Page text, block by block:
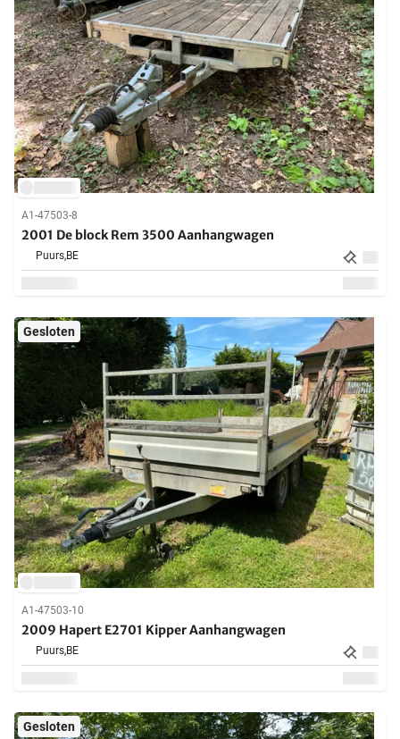
A1-47503-8
2001 De block Rem 3500 Aanhangwagen
Puurs,BE
Gesloten
A1-47503-10
2009 Hapert E2701 Kipper Aanhangwagen
Puurs,BE
Gesloten